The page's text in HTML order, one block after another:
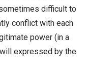
difficult to
conflict with each
power (in a
expressed by the